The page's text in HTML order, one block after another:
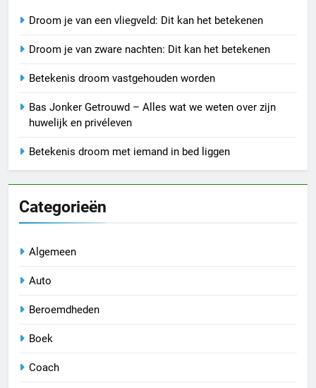
Droom je van een vliegveld: Dit kan het betekenen
Droom je van zware nachten: Dit kan het betekenen
Betekenis droom vastgehouden worden
Bas Jonker Getrouwd – Alles wat we weten over zijn
huwelijk en privéleven
Betekenis droom met iemand in bed liggen
Categorieën
Algemeen
Auto
Beroemdheden
Boek
Coach